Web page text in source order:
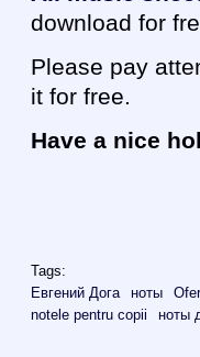
download for
Please pay
it for free.
Have a nice
Tags:
Евгений Дога
ноты
notele pentru copii
ноты